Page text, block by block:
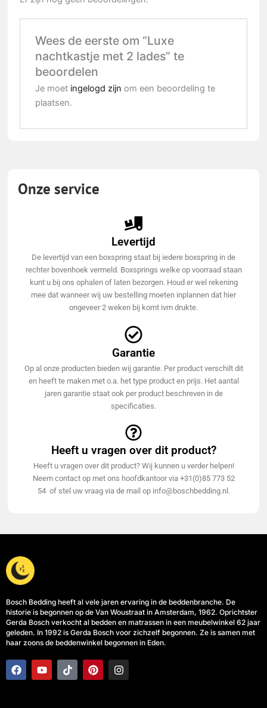
Wees de eerste om “Luxe
nachtkastje met 2 lades” te
beoordelen
Je moet ingelogd zijn om een beoordeling te
plaatsen.
Onze service
Levertijd
De levertijd van een boxspring staat bij iedere boxspring in de
rechter bovenhoek vermeld. Boxsprings welke op voorraad staan
kunt u bij ons ophalen of laten bezorgen. Houd er wel rekening
mee dat wanneer wij uw bestelling moeten inplannen dat hier
ongeveer 2 weken bij komt ivm drukte.
Garantie
Op al onze producten bieden wij garantie. Per product verschilt dit
en heeft te maken met o.a. het type product en prijs. Het aantal
jaren garantie staat ook per product beschreven in de
specificaties.
Heeft u vragen over dit product?
Heeft u vragen over dit product? Wij kunnen u verder helpen!
Neem contact op met ons hoofdkantoor via +31(0)85 773 52
54 of stel uw vraag via de mail op info@boschbedding.nl.
Bosch Bedding heeft al vele jaren ervaring in de beddenbranche. De
historie is begonnen op de Van Woustraat in Amsterdam, 1962. Oprichtster
Gerda Bosch verkocht al bedden en matrassen in een meubelwinkel 62 jaar
geleden. In 1992 is Gerda Bosch voor zichzelf begonnen. Ze is samen met
haar zoons de beddenwinkel begonnen in Eden.
F
a
Y
o
T
i
P
i
I
n